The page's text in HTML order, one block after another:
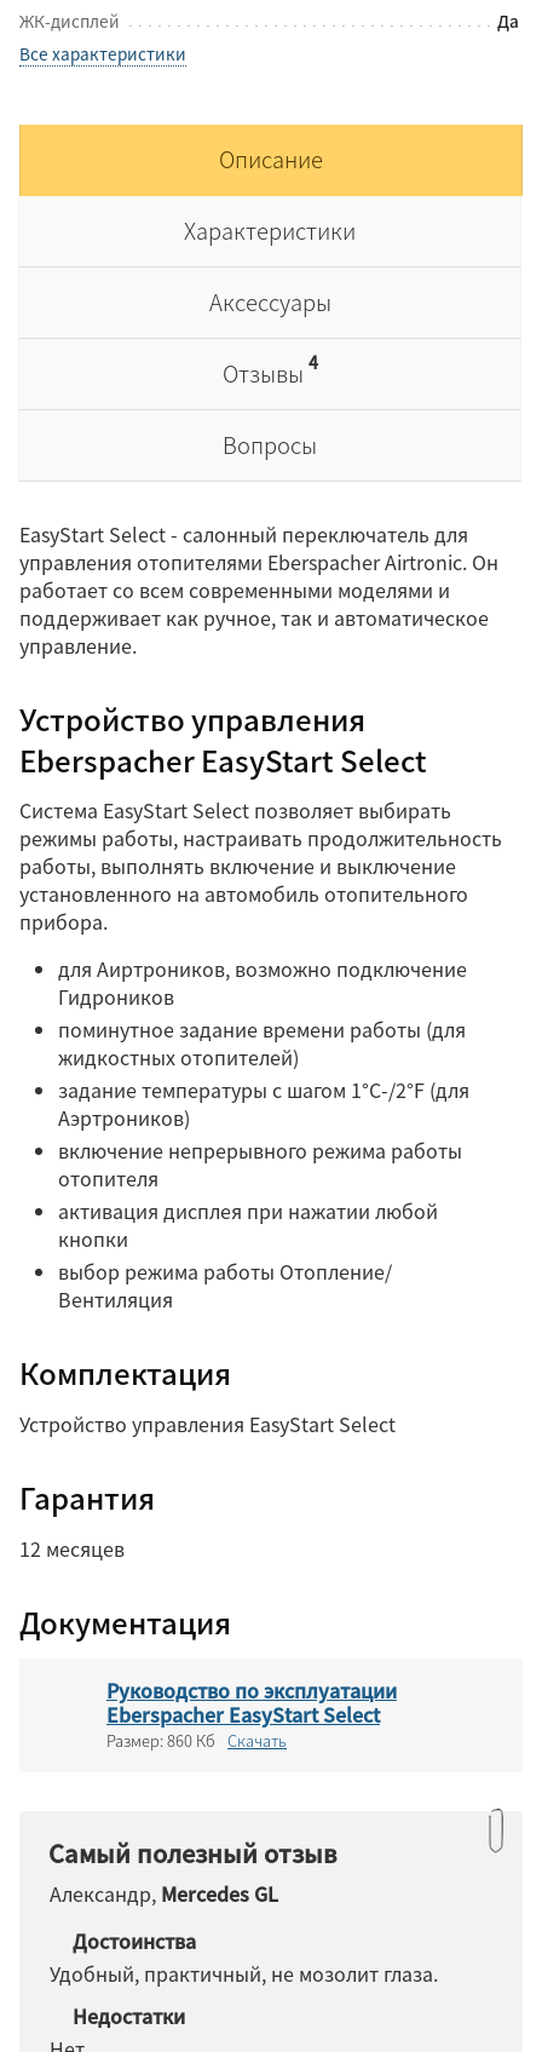
ЖК-дисплей
Да
Все характеристики
Описание
Характеристики
Аксессуары
Отзывы 4
Вопросы
EasyStart Select - салонный переключатель для
управления отопителями Eberspacher Airtronic. Он
работает со всем современными моделями и
поддерживает как ручное, так и автоматическое
управление.
Устройство управления
Eberspacher EasyStart Select
Система EasyStart Select позволяет выбирать
режимы работы, настраивать продолжительность
работы, выполнять включение и выключение
установленного на автомобиль отопительного
прибора.
для Аиртроников, возможно подключение
Гидроников
поминутное задание времени работы (для
жидкостных отопителей)
задание температуры с шагом 1°C-/2°F (для
Аэртроников)
включение непрерывного режима работы
отопителя
активация дисплея при нажатии любой
кнопки
выбор режима работы Отопление/
Вентиляция
Комплектация
Устройство управления EasyStart Select
Гарантия
12 месяцев
Документация
Руководство по эксплуатации
Eberspacher EasyStart Select
Размер:860 Кб Скачать
Самый полезный отзыв
Александр, Mercedes GL
Достоинства
Удобный, практичный, не мозолит глаза.
Недостатки